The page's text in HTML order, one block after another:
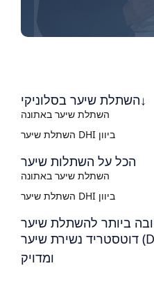
השתלת שיער בסלוניקי↓
השתלת שיער באתונה
השתלת שיער DHI ביוון
הכל על השתלות שיער
השתלת שיער באתונה
השתלת שיער DHI ביוון
ביותר להשתלת שיער
דוטסטריד נשירת שיער (Dutasteride): מידע מקיף
ומדויק